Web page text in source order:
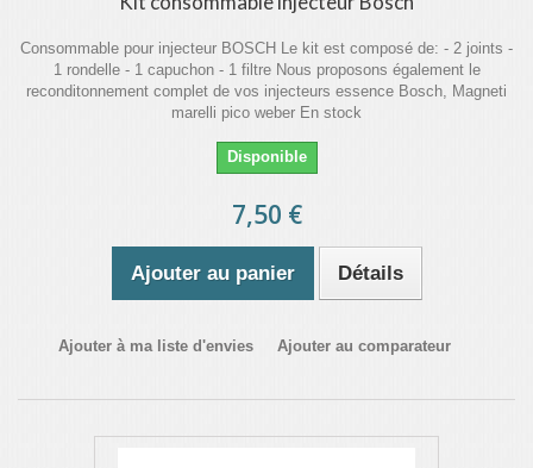
Consommable pour injecteur BOSCH Le kit est composé de: - 2 joints -
1 rondelle - 1 capuchon - 1 filtre Nous proposons également le
reconditonnement complet de vos injecteurs essence Bosch, Magneti
marelli pico weber En stock
Disponible
7,50 €
Ajouter au panier Détails
Ajouter à ma liste d'envies Ajouter au comparateur